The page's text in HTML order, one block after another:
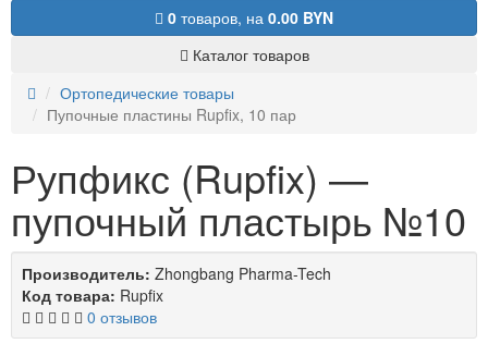
0 товаров, на 0.00 BYN
Каталог товаров
Ортопедические товары
Пупочные пластины Rupfix, 10 пар
Рупфикс (Rupfix) —
пупочный пластырь №10
Производитель: Zhongbang Pharma-Tech
Код товара: Rupfix
0 отзывов